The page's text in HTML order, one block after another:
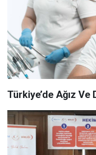
Türkiye’de Ağız Ve